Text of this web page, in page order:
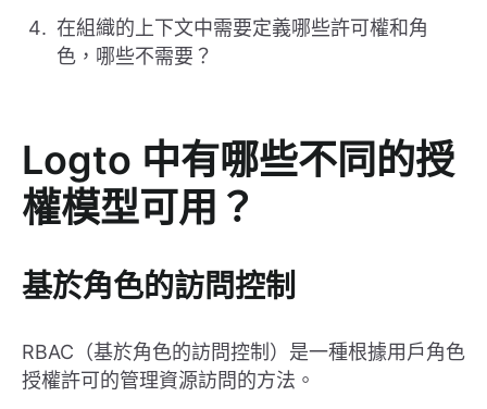
在組織的上下文中需要定義哪些許可權和角
色，哪些不需要？
Logto 中有哪些不同的授
權模型可用？
基於角色的訪問控制
RBAC（基於角色的訪問控制）是一種根據用戶角色
授權許可的管理資源訪問的方法。